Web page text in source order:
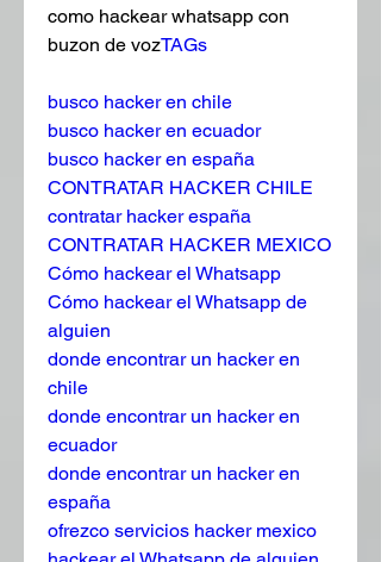
como hackear whatsapp con
buzon de vozTAGs
busco hacker en chile
busco hacker en ecuador
busco hacker en españa
CONTRATAR HACKER CHILE
contratar hacker españa
CONTRATAR HACKER MEXICO
Cómo hackear el Whatsapp
Cómo hackear el Whatsapp de
alguien
donde encontrar un hacker en
chile
donde encontrar un hacker en
ecuador
donde encontrar un hacker en
españa
ofrezco servicios hacker mexico